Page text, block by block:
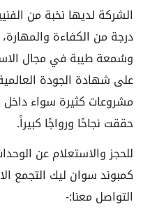
الشركة لديها نخبة من
درجة من الكفاءة
وسُمعة طيبة في مجال
على شهادة الجودة
مشروعات كثيرة سواء
حققت نجاحًا ورواجًا كبيراً.
للحجز والاستعلام عن
التواصل معنا:-